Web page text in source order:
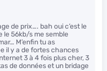
de prix…. bah oui c’est le
le 56kb/s me semble
M’enfin tu as
il y a de fortes chances
3 à 4 fois plus cher, 3
de données et un bridage